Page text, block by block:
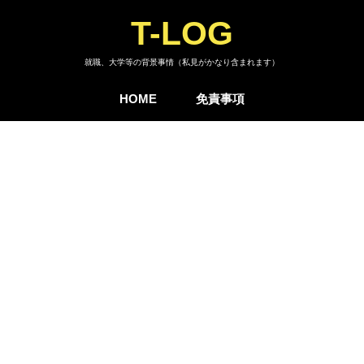
T-LOG
就職、大学等の背景事情（私見がかなり含まれます）
HOME 免責事項